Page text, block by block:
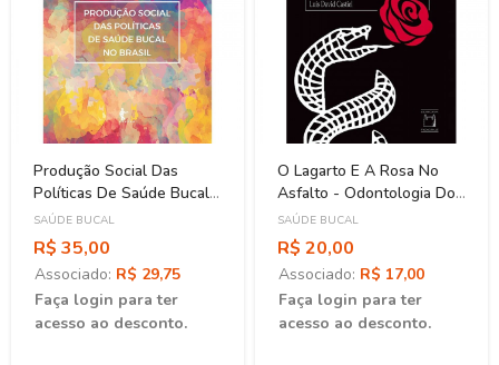
Produção Social Das
Políticas De Saúde Bucal
No Brasil
SAÚDE BUCAL
R$ 35,00
Associado: R$ 29,75
Faça login para ter
acesso ao desconto.
O Lagarto E A Rosa No
Asfalto - Odontologia Dos
Desejos E Das Vaidades
SAÚDE BUCAL
R$ 20,00
Associado: R$ 17,00
Faça login para ter
acesso ao desconto.